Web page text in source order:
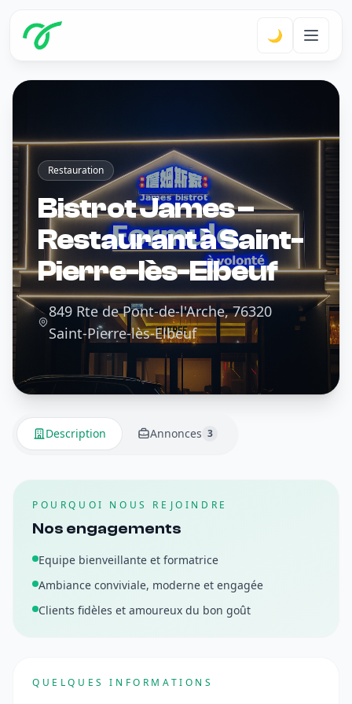
🌙
Restauration
Bistrot James –
Restaurant à Saint-
Pierre-lès-Elbeuf
849 Rte de Pont-de-l'Arche, 76320
Saint-Pierre-lès-Elbeuf
Description Annonces 3
POURQUOI NOUS REJOINDRE
Nos engagements
Equipe bienveillante et formatrice
Ambiance conviviale, moderne et engagée
Clients fidèles et amoureux du bon goût
QUELQUES INFORMATIONS